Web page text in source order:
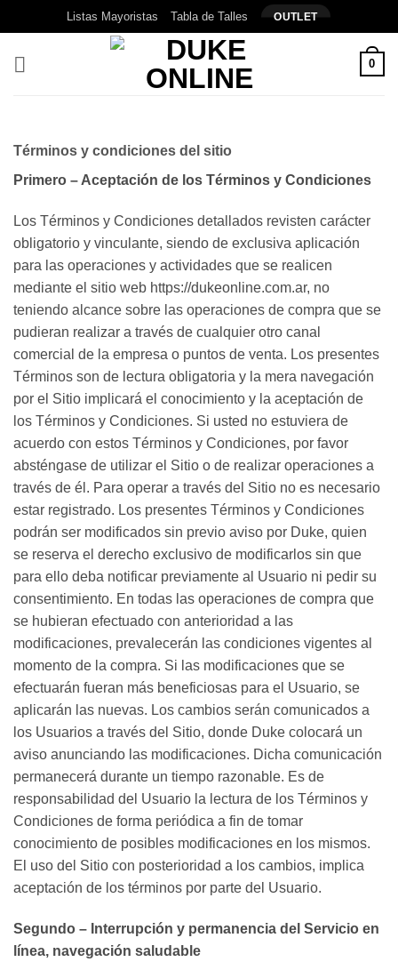
al
contenido
Listas Mayoristas Tabla de Talles OUTLET
0
Términos y condiciones del sitio
Primero – Aceptación de los Términos y Condiciones
Los Términos y Condiciones detallados revisten carácter
obligatorio y vinculante, siendo de exclusiva aplicación
para las operaciones y actividades que se realicen
mediante el sitio web https://dukeonline.com.ar, no
teniendo alcance sobre las operaciones de compra que se
pudieran realizar a través de cualquier otro canal
comercial de la empresa o puntos de venta. Los presentes
Términos son de lectura obligatoria y la mera navegación
por el Sitio implicará el conocimiento y la aceptación de
los Términos y Condiciones. Si usted no estuviera de
acuerdo con estos Términos y Condiciones, por favor
absténgase de utilizar el Sitio o de realizar operaciones a
través de él. Para operar a través del Sitio no es necesario
estar registrado. Los presentes Términos y Condiciones
podrán ser modificados sin previo aviso por Duke, quien
se reserva el derecho exclusivo de modificarlos sin que
para ello deba notificar previamente al Usuario ni pedir su
consentimiento. En todas las operaciones de compra que
se hubieran efectuado con anterioridad a las
modificaciones, prevalecerán las condiciones vigentes al
momento de la compra. Si las modificaciones que se
efectuarán fueran más beneficiosas para el Usuario, se
aplicarán las nuevas. Los cambios serán comunicados a
los Usuarios a través del Sitio, donde Duke colocará un
aviso anunciando las modificaciones. Dicha comunicación
permanecerá durante un tiempo razonable. Es de
responsabilidad del Usuario la lectura de los Términos y
Condiciones de forma periódica a fin de tomar
conocimiento de posibles modificaciones en los mismos.
El uso del Sitio con posterioridad a los cambios, implica
aceptación de los términos por parte del Usuario.
Segundo – Interrupción y permanencia del Servicio en
línea, navegación saludable